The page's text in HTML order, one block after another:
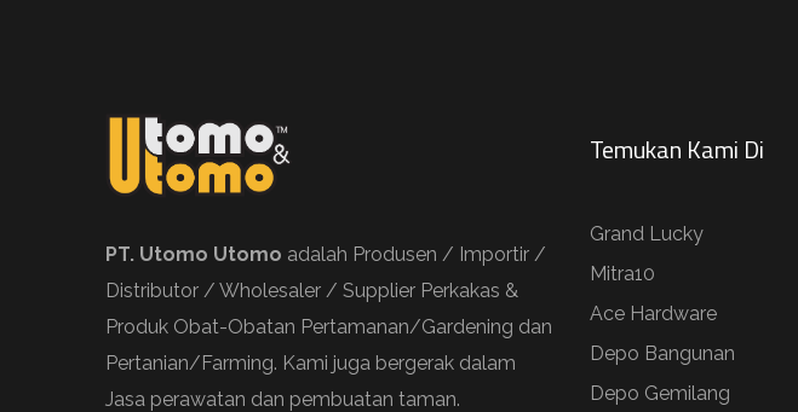
PT. Utomo Utomo adalah Produsen / Importir /
Distributor / Wholesaler / Supplier Perkakas &
Produk Obat-Obatan Pertamanan/Gardening dan
Pertanian/Farming. Kami juga bergerak dalam
Jasa perawatan dan pembuatan taman.
Temukan Kami Di
Grand Lucky
Mitra10
Ace Hardware
Depo Bangunan
Depo Gemilang